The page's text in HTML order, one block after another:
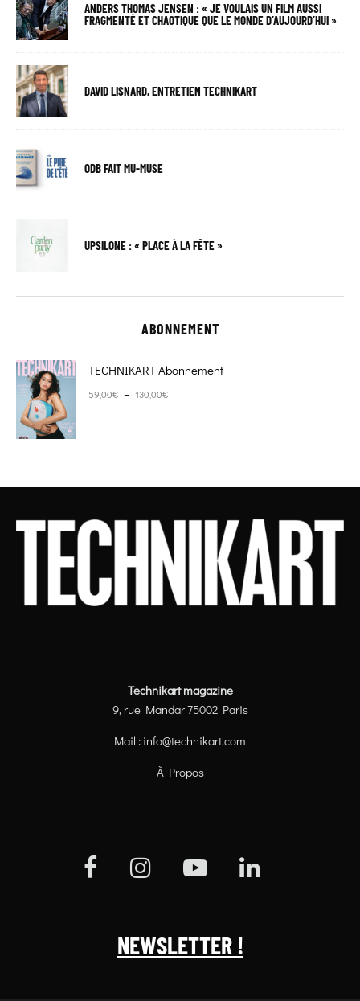
ANDERS THOMAS JENSEN : « JE VOULAIS UN FILM AUSSI
FRAGMENTÉ ET CHAOTIQUE QUE LE MONDE D’AUJOURD’HUI »
DAVID LISNARD, ENTRETIEN TECHNIKART
ODB FAIT MU-MUSE
UPSILONE : « PLACE À LA FÊTE »
ABONNEMENT
TECHNIKART Abonnement
59,00€ – 130,00€
Technikart magazine
9, rue Mandar 75002 Paris
Mail : info@technikart.com
À Propos
NEWSLETTER !